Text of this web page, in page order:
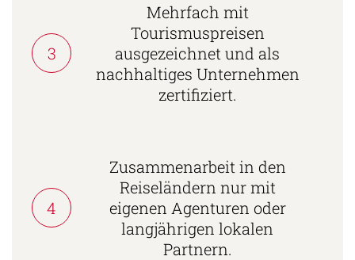
3
Mehrfach mit
Tourismuspreisen
ausgezeichnet und als
nachhaltiges Unternehmen
zertifiziert.
4
Zusammenarbeit in den
Reiseländern nur mit
eigenen Agenturen oder
langjährigen lokalen
Partnern.